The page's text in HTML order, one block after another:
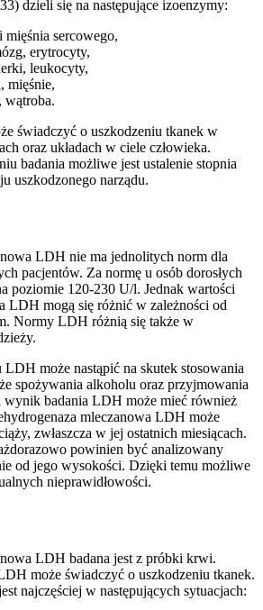
dzieli się na następujące izoenzymy:
sercowego,
erytrocyty,
leukocyty,
mięśnie,
wątroba.
świadczyć o uszkodzeniu tkanek w
oraz układach w ciele człowieka.
badania możliwe jest ustalenie stopnia
uszkodzonego narządu.
LDH nie ma jednolitych norm dla
pacjentów. Za normę u osób dorosłych
poziomie 120-230 U/l. Jednak wartości
LDH mogą się różnić w zależności od
Normy LDH różnią się także w
może nastąpić na skutek stosowania
spożywania alkoholu oraz przyjmowania
wynik badania LDH może mieć również
mleczanowa LDH może
zwłaszcza w jej ostatnich miesiącach.
powinien być analizowany
od jego wysokości. Dzięki temu możliwe
nieprawidłowości.
LDH badana jest z próbki krwi.
może świadczyć o uszkodzeniu tkanek.
najczęściej w następujących sytuacjach: